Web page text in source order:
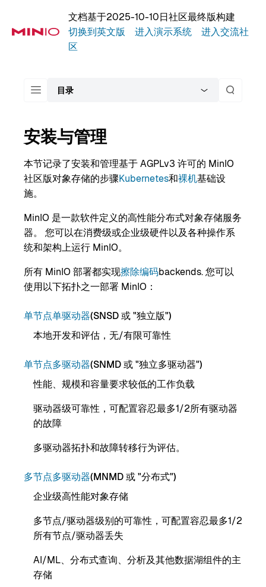
文档基于2025-10-10日社区最终版构建
切换到英文版
进入演示系统
进入交流社
区
目录
安装与管理
本节记录了安装和管理基于 AGPLv3 许可的 MinIO
社区版对象存储的步骤Kubernetes和裸机基础设
施。
MinIO 是一款软件定义的高性能分布式对象存储服务
器。 您可以在消费级或企业级硬件以及各种操作系
统和架构上运行 MinIO。
所有 MinIO 部署都实现擦除编码backends. 您可以
使用以下拓扑之一部署 MinIO：
单节点单驱动器(SNSD 或 "独立版")
本地开发和评估，无/有限可靠性
单节点多驱动器(SNMD 或 "独立多驱动器")
性能、规模和容量要求较低的工作负载
驱动器级可靠性，可配置容忍最多1/2所有驱动器
的故障
多驱动器拓扑和故障转移行为评估。
多节点多驱动器(MNMD 或 "分布式")
企业级高性能对象存储
多节点/驱动器级别的可靠性，可配置容忍最多1/2
所有节点/驱动器丢失
AI/ML、分布式查询、分析及其他数据湖组件的主
存储